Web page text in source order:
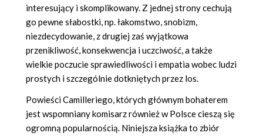
interesujący i skomplikowany. Z jednej strony cechują
go pewne słabostki, np. łakomstwo, snobizm,
niezdecydowanie, z drugiej zaś wyjątkowa
przenikliwość, konsekwencja i uczciwość, a także
wielkie poczucie sprawiedliwości i empatia wobec ludzi
prostych i szczególnie dotkniętych przez los.
Powieści Camilleriego, których głównym bohaterem
jest wspomniany komisarz również w Polsce cieszą się
ogromną popularnością. Niniejsza książka to zbiór